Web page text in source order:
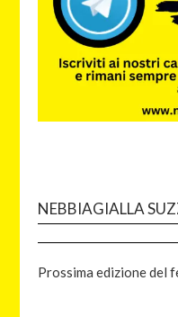
NEBBIAGIALLA
Prossima edizione del